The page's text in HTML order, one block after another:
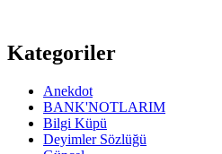
Kategoriler
Anekdot
BANK'NOTLARIM
Bilgi Küpü
Deyimler Sözlüğü